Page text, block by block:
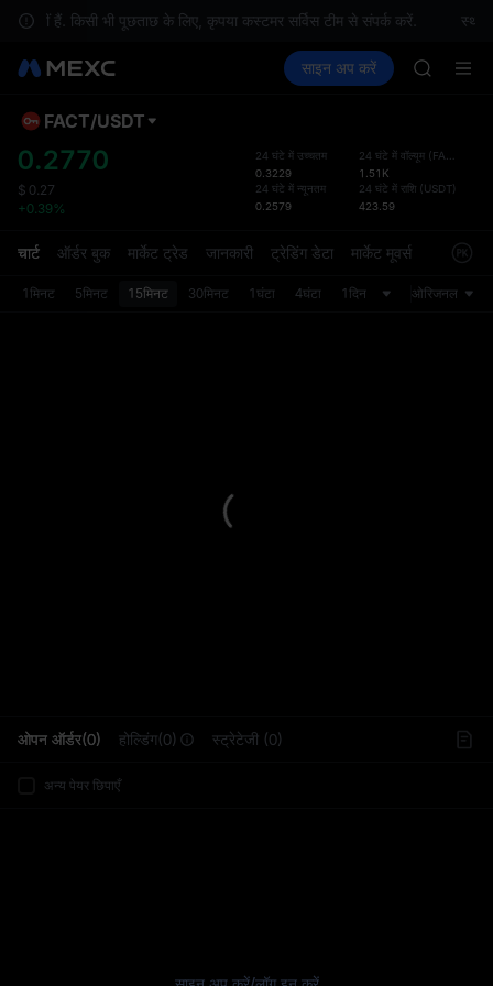
नहीं हैं. किसी भी पूछताछ के लिए, कृपया कस्टमर सर्विस टीम से संपर्क करें.
स्पॉट फ़्यूचर्स SPCX कमाएँ
साइन अप करें
SKYAI
AAOI
SKYAI
को
FACT/USDT
0.2770
$ 0.27
+0.39%
24 घंटे में उच्चतम
0.3229
24 घंटे में न्यूनतम
0.2579
24 घंटे में वॉल्यूम (FACT
1.51K
24 घंटे में राशि (USDT)
423.59
चार्ट ऑर्डर बुक मार्केट ट्रेड जानकारी ट्रेडिंग डेटा मार्केट मूवर्स
1मिनट 5मिनट 15मिनट 30मिनट 1घंटा 4घंटा 1दिन ओरिजनल
ओपन ऑर्डर(0) होल्डिंग(0) स्ट्रेटेजी (0)
अन्य पेयर छिपाएँ